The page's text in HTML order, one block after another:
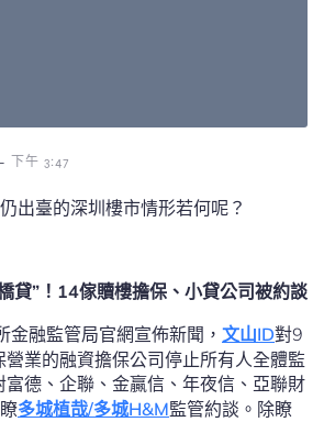
- 下午 3:47
出臺的深圳樓市情形若何呢？
貸”！ 14傢贖樓擔保、小貸公司被約談
金融監管局官網宣佈新聞， 文山ID對9
業的融資擔保公司停止所有人全體監
德、企聯、金贏信、年夜信、亞聯財
多城植哉/多城H&M監管約談。除瞭